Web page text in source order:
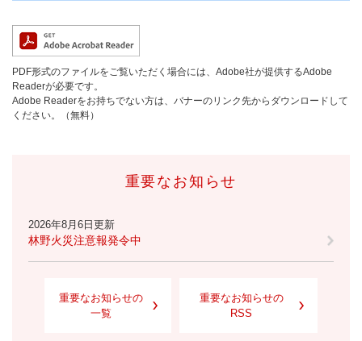
PDF形式のファイルをご覧いただく場合には、Adobe社が提供するAdobe
Readerが必要です。
Adobe Readerをお持ちでない方は、バナーのリンク先からダウンロードして
ください。（無料）
重要なお知らせ
2026年8月6日更新
林野火災注意報発令中
重要なお知らせの
一覧
重要なお知らせの
RSS